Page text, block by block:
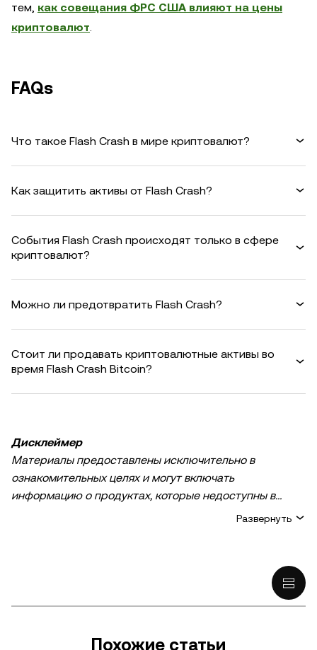
тем, как совещания ФРС США влияют на цены
криптовалют.
FAQs
Что такое Flash Crash в мире криптовалют?
Как защитить активы от Flash Crash?
События Flash Crash происходят только в сфере
криптовалют?
Можно ли предотвратить Flash Crash?
Стоит ли продавать криптовалютные активы во
время Flash Crash Bitcoin?
Дисклеймер
Материалы предоставлены исключительно в
ознакомительных целях и могут включать
информацию о продуктах, которые недоступны в
вашем регионе. Они не являются инвестиционным
высокими рисками и подвержены сильным ценовым
Развернуть
Похожие статьи